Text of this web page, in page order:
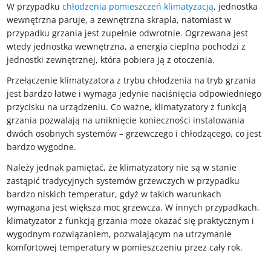
W przypadku chłodzenia pomieszczeń klimatyzacją, jednostka
wewnętrzna paruje, a zewnętrzna skrapla, natomiast w
przypadku grzania jest zupełnie odwrotnie. Ogrzewana jest
wtedy jednostka wewnętrzna, a energia cieplna pochodzi z
jednostki zewnętrznej, która pobiera ją z otoczenia.
Przełączenie klimatyzatora z trybu chłodzenia na tryb grzania
jest bardzo łatwe i wymaga jedynie naciśnięcia odpowiedniego
przycisku na urządzeniu. Co ważne, klimatyzatory z funkcją
grzania pozwalają na uniknięcie konieczności instalowania
dwóch osobnych systemów – grzewczego i chłodzącego, co jest
bardzo wygodne.
Należy jednak pamiętać, że klimatyzatory nie są w stanie
zastąpić tradycyjnych systemów grzewczych w przypadku
bardzo niskich temperatur, gdyż w takich warunkach
wymagana jest większa moc grzewcza. W innych przypadkach,
klimatyzator z funkcją grzania może okazać się praktycznym i
wygodnym rozwiązaniem, pozwalającym na utrzymanie
komfortowej temperatury w pomieszczeniu przez cały rok.